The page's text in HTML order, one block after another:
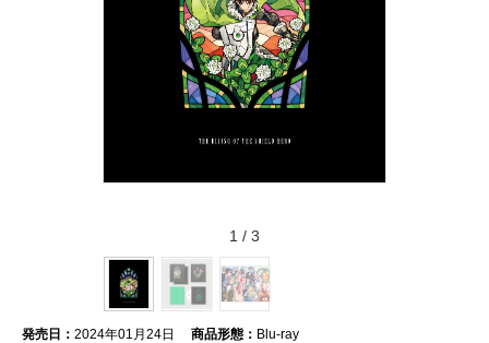
1 / 3
発売日： 2024年01月24日 商品形態： Blu-ray